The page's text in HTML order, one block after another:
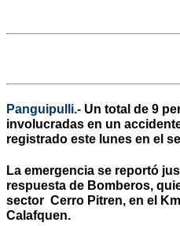
Panguipulli.- Un total de 9
involucradas en un
registrado este lunes en el
La emergencia se reportó
respuesta de Bomberos,
sector Cerro Pitren, en el
Calafquen.